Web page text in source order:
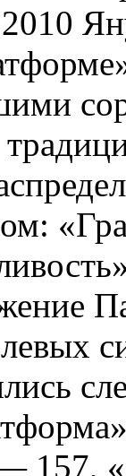
— 157,